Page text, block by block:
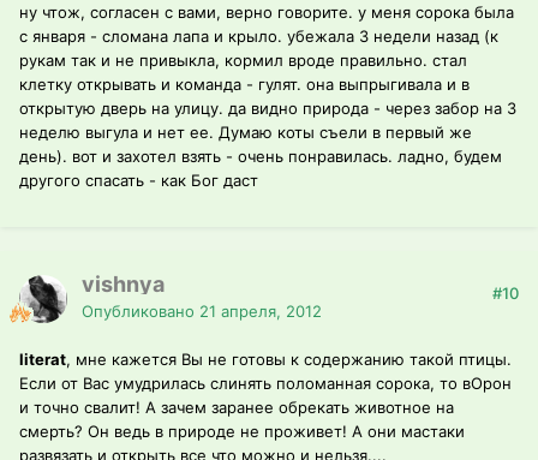
ну чтож, согласен с вами, верно говорите. у меня сорока была
с января - сломана лапа и крыло. убежала 3 недели назад (к
рукам так и не привыкла, кормил вроде правильно. стал
клетку открывать и команда - гулят. она выпрыгивала и в
открытую дверь на улицу. да видно природа - через забор на 3
неделю выгула и нет ее. Думаю коты съели в первый же
день). вот и захотел взять - очень понравилась. ладно, будем
другого спасать - как Бог даст
vishnya
Опубликовано 21 апреля, 2012
#10
literat, мне кажется Вы не готовы к содержанию такой птицы.
Если от Вас умудрилась слинять поломанная сорока, то вОрон
и точно свалит! А зачем заранее обрекать животное на
смерть? Он ведь в природе не проживет! А они мастаки
развязать и открыть все что можно и нельзя....